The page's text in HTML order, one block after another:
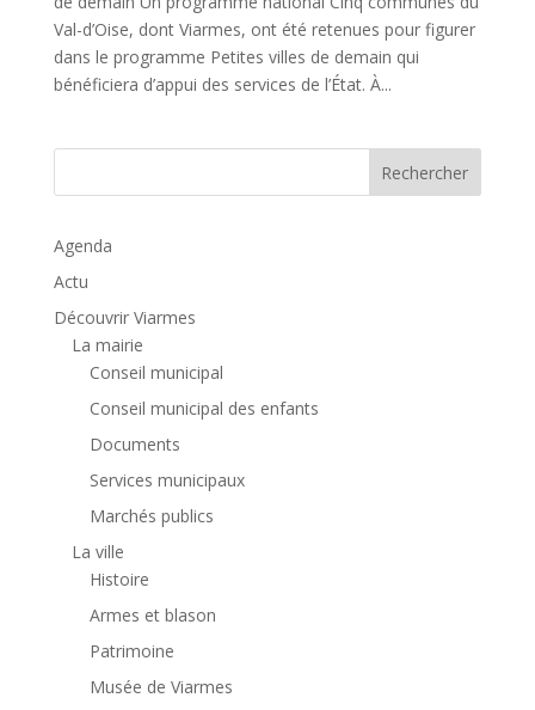
Val-d’Oise, dont Viarmes, ont été retenues pour figurer
dans le programme Petites villes de demain qui
bénéficiera d’appui des services de l’État. À...
Rechercher
Agenda
Actu
Découvrir Viarmes
La mairie
Conseil municipal
Conseil municipal des enfants
Documents
Services municipaux
Marchés publics
La ville
Histoire
Armes et blason
Patrimoine
Musée de Viarmes